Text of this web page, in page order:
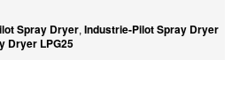
Spray Dryer, Industrie-Pilot Spray Dryer
Dryer LPG25